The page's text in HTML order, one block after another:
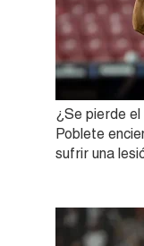
¿Se pierde
Poblete
sufrir una